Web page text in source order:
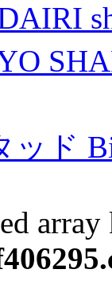
ッド